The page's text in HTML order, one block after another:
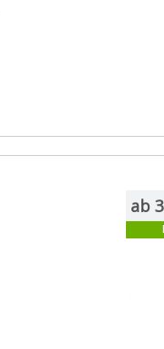
ab